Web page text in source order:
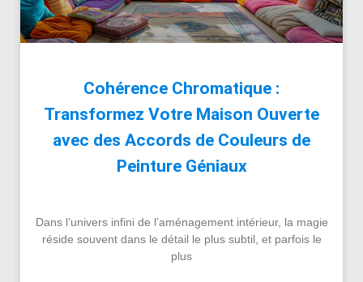
Cohérence Chromatique :
Transformez Votre Maison Ouverte
avec des Accords de Couleurs de
Peinture Géniaux
Dans l’univers infini de l’aménagement intérieur, la magie
réside souvent dans le détail le plus subtil, et parfois le
plus